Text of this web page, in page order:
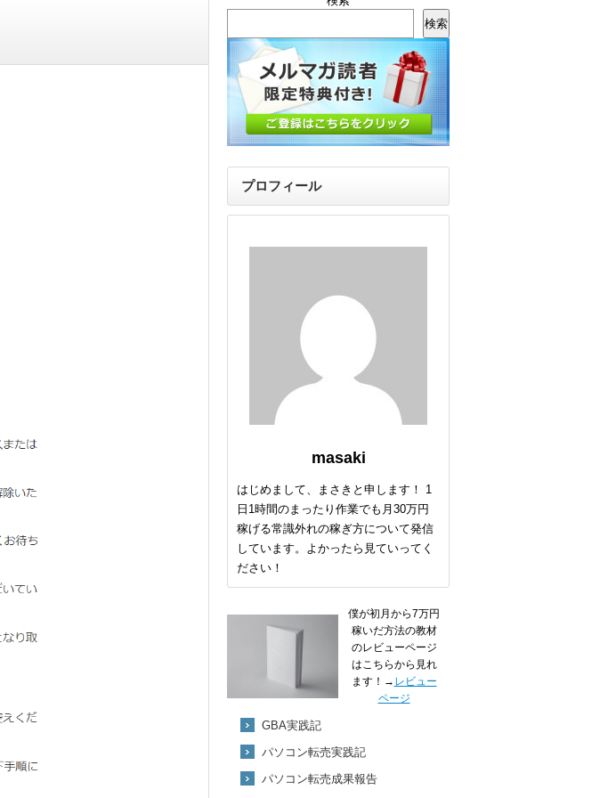
検索
プロフィール
masaki
はじめまして、まさきと申します！ 1
日1時間のまったり作業でも月30万円
稼げる常識外れの稼ぎ方について発信
しています。よかったら見ていってく
ださい！
僕が初月から7万円
稼いだ方法の教材
のレビューページ
はこちらから見れ
ます！→ レビュー
ページ
GBA実践記
パソコン転売実践記
パソコン転売成果報告